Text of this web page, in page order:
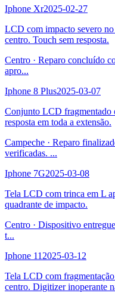
Iphone Xr2025-02-27
LCD com impacto severo
centro. Touch sem resposta.
Centro · Reparo concluído
apro...
Iphone 8 Plus2025-03-07
Conjunto LCD fragmentado
resposta em toda a extensão.
Campeche · Reparo
verificadas. ...
Iphone 7G2025-03-08
Tela LCD com trinca em L
quadrante de impacto.
Centro · Dispositivo
t...
Iphone 112025-03-12
Tela LCD com
centro. Digitizer inoperante